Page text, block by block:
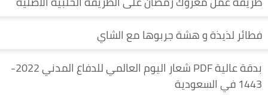
فطائر لذيذة و هشة جربوها مع الشاي
بدقة عالية PDF شعار اليوم العالمي للدفاع المدني 2022-
1443 في السعودية